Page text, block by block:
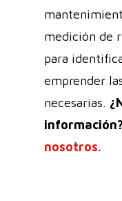
medición de
para
emprender
necesarias.
información?
nosotros.